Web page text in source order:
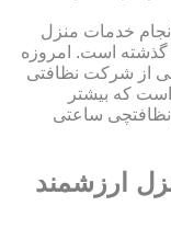
خدمات منزل
است. امروزه
از شرکت نظافتی
که بیشتر
نظافتچی ساعتی
ارزشمند